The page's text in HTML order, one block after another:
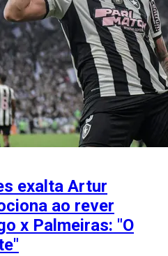
exalta Artur
ao rever
x Palmeiras: "O